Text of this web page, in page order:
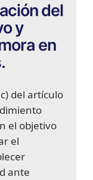
del
y
en
del artículo
el objetivo
el
ante